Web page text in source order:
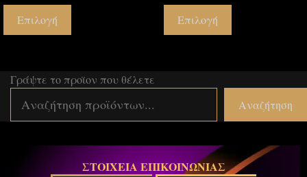
Επιλογή Επιλογή
Γράψτε το προϊον που θέλετε
Αναζήτηση
ΣΤΟΙΧΕΙΑ ΕΠΙΚΟΙΝΩΝΙΑΣ